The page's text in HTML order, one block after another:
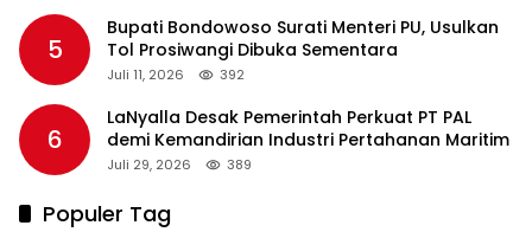
5
Bupati Bondowoso Surati Menteri PU, Usulkan
Tol Prosiwangi Dibuka Sementara
Juli 11, 2026 392
6
LaNyalla Desak Pemerintah Perkuat PT PAL
demi Kemandirian Industri Pertahanan Maritim
Juli 29, 2026 389
Populer Tag